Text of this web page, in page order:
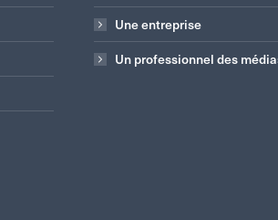
Une entreprise
Un professionnel des